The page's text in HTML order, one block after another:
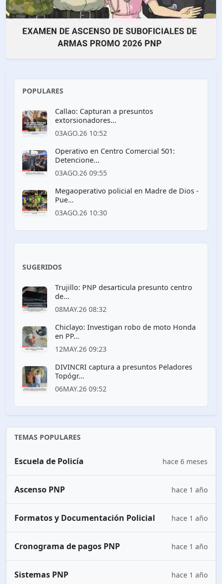
POPULARES
Callao: Capturan a presuntos
extorsionadores...
03AGO.26 10:52
Operativo en Centro Comercial 501:
Detencione...
03AGO.26 09:55
Megaoperativo policial en Madre de Dios -
Pue...
03AGO.26 10:30
SUGERIDOS
Trujillo: PNP desarticula presunto centro
de...
08MAY.26 08:32
Chiclayo: Investigan robo de moto Honda
en PP...
12MAY.26 09:23
DIVINCRI captura a presuntos Peladores
Topógr...
06MAY.26 09:52
TEMAS POPULARES
Escuela de Policía hace 6 meses
Ascenso PNP hace 1 año
Formatos y Documentación Policial hace 1 año
Cronograma de pagos PNP hace 1 año
Sistemas PNP hace 1 año